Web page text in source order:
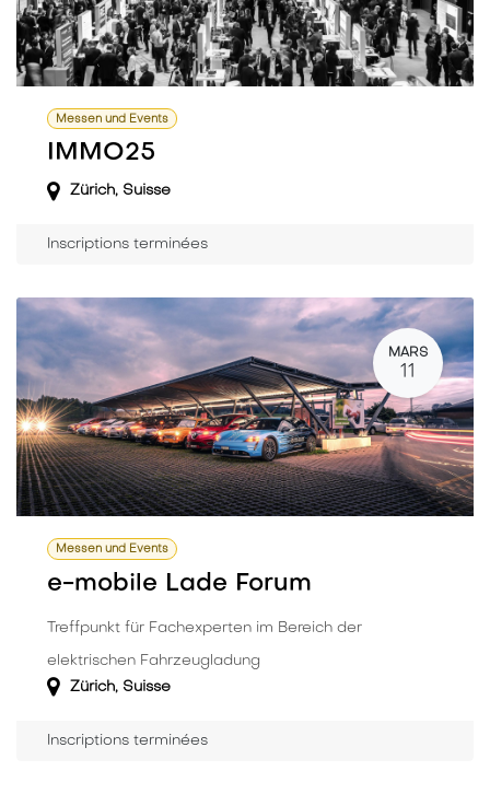
Messen und Events
IMMO25
Zürich, Suisse
Inscriptions terminées
MARS
11
Messen und Events
e-mobile Lade Forum
Treffpunkt für Fachexperten im Bereich der
elektrischen Fahrzeugladung
Zürich, Suisse
Inscriptions terminées